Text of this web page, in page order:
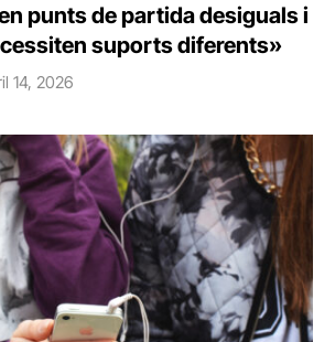
punts de partida desiguals i
suports diferents»
14, 2026